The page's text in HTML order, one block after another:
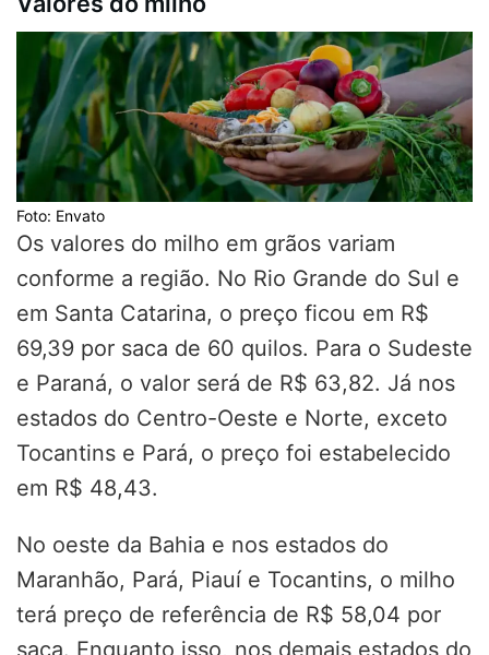
Foto: Envato
Os valores do milho em grãos variam
conforme a região. No Rio Grande do Sul e
em Santa Catarina, o preço ficou em R$
69,39 por saca de 60 quilos. Para o Sudeste
e Paraná, o valor será de R$ 63,82. Já nos
estados do Centro-Oeste e Norte, exceto
Tocantins e Pará, o preço foi estabelecido
em R$ 48,43.
No oeste da Bahia e nos estados do
Maranhão, Pará, Piauí e Tocantins, o milho
terá preço de referência de R$ 58,04 por